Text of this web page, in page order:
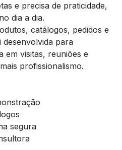
e precisa de praticidade,
dia a dia.
catálogos, pedidos e
desenvolvida para
em visitas, reuniões e
profissionalismo.
segura